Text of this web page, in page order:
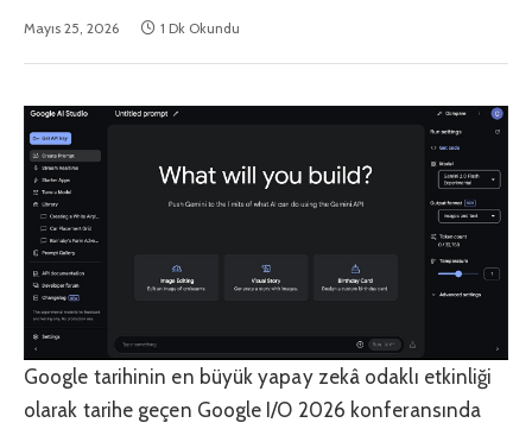
Mayıs 25, 2026 1 Dk Okundu
Google tarihinin en büyük yapay zekâ odaklı etkinliği
olarak tarihe geçen Google I/O 2026 konferansında